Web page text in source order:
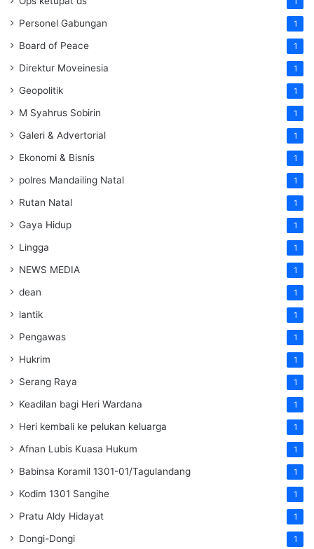
Personel Gabungan 1
Board of Peace 1
Direktur Moveinesia 1
Geopolitik 1
M Syahrus Sobirin 1
Galeri & Advertorial 1
Ekonomi & Bisnis 1
polres Mandailing Natal 1
Rutan Natal 1
Gaya Hidup 1
Lingga 1
NEWS MEDIA 1
dean 1
lantik 1
Pengawas 1
Hukrim 1
Serang Raya 1
Keadilan bagi Heri Wardana 1
Heri kembali ke pelukan keluarga 1
Afnan Lubis Kuasa Hukum 1
Babinsa Koramil 1301-01/Tagulandang 1
Kodim 1301 Sangihe 1
Pratu Aldy Hidayat 1
Dongi-Dongi 1